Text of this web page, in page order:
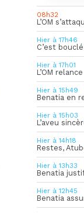
08h32
Hier à 17h46
Hier à 17h01
L’OM
Hier à 15h49
Benatia en
Hier à 15h03
L’aveu
Hier à 14h18
Hier à 13h33
Benatia
Hier à 12h45
Benatia